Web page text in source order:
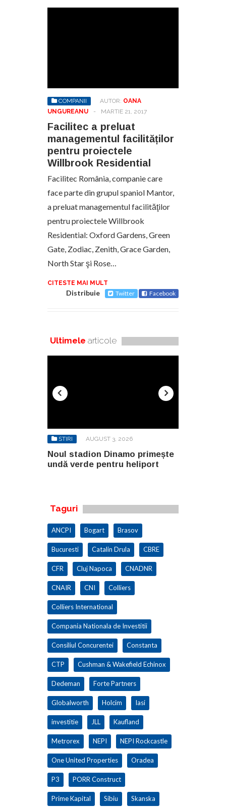
COMPANII AUTOR: OANA
UNGUREANU
- MARTIE 21, 2017
Facilitec a preluat
managementul facilităților
pentru proiectele
Willbrook Residential
Facilitec România, companie care
face parte din grupul spaniol Mantor,
a preluat managementul facilităţilor
pentru proiectele Willbrook
Residential: Oxford Gardens, Green
Gate, Zodiac, Zenith, Grace Garden,
North Star şi Rose…
CITESTE MAI MULT
Distribuie Twitter Facebook
Ultimele articole
STIRI AUGUST 3, 2026
Noul stadion Dinamo primește
undă verde pentru heliport
Taguri
ANCPI Bogart Brasov
Bucuresti Catalin Drula CBRE
CFR Cluj Napoca CNADNR
CNAIR CNI Colliers
Colliers International
Compania Nationala de Investitii
Consiliul Concurentei Constanta
CTP Cushman & Wakefield Echinox
Dedeman Forte Partners
Globalworth Holcim Iasi
investitie JLL Kaufland
Metrorex NEPI NEPI Rockcastle
One United Properties Oradea
P3 PORR Construct
Prime Kapital Sibiu Skanska